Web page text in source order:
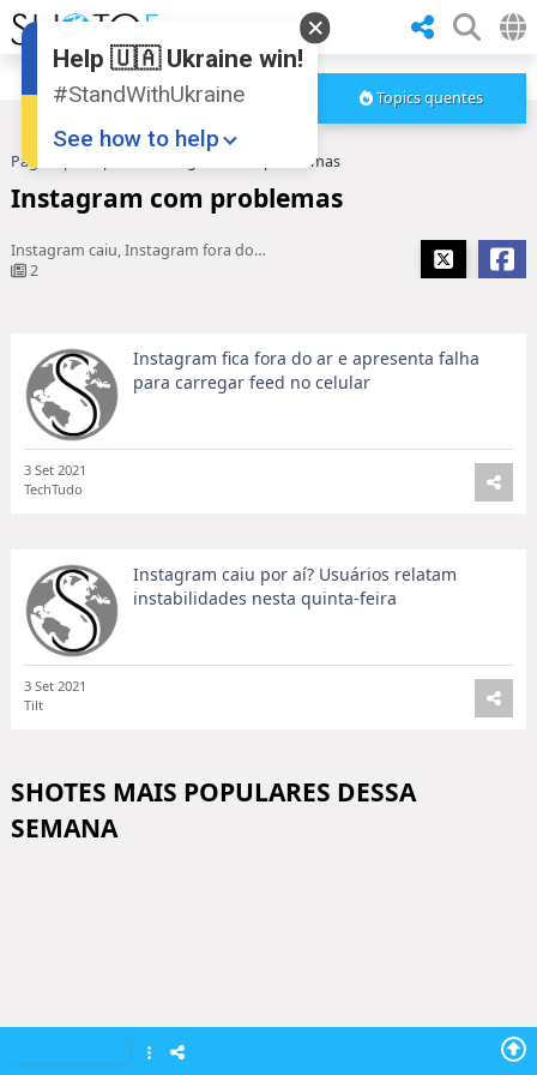
Topics quentes
Pagina principal Instagram com problemas
Instagram com problemas
Instagram caiu, Instagram fora do ar
2
Instagram fica fora do ar e apresenta falha
para carregar feed no celular
3 Set 2021
TechTudo
Instagram caiu por aí? Usuários relatam
instabilidades nesta quinta-feira
3 Set 2021
Tilt
SHOTES MAIS POPULARES DESSA
SEMANA
Help 🇺🇦 Ukraine win!
#StandWithUkraine
See how to help
Donate
💸
Support Ukraine
Share this widget